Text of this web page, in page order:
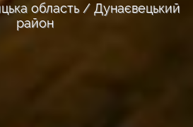
область
Дунаєвецький
район